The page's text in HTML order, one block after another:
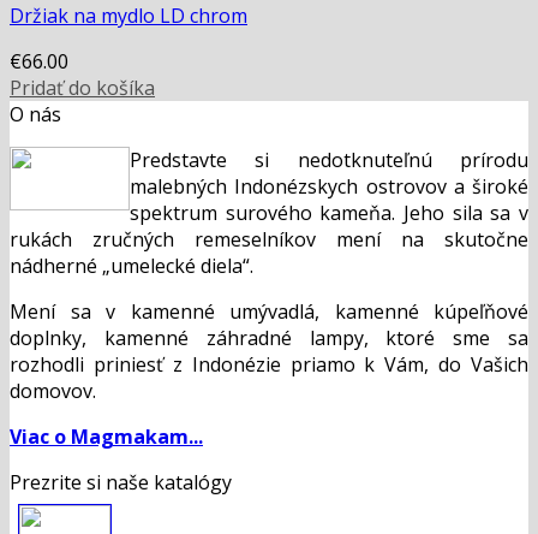
Držiak na mydlo LD chrom
€66.00
Pridať do košíka
O nás
Predstavte si nedotknuteľnú prírodu
malebných Indonézskych ostrovov a široké
spektrum surového kameňa. Jeho sila sa v
rukách zručných remeselníkov mení na skutočne
nádherné „umelecké diela“.
Mení sa v kamenné umývadlá, kamenné kúpeľňové
doplnky, kamenné záhradné lampy, ktoré sme sa
rozhodli priniesť z Indonézie priamo k Vám, do Vašich
domovov.
Viac o Magmakam...
Prezrite si naše katalógy